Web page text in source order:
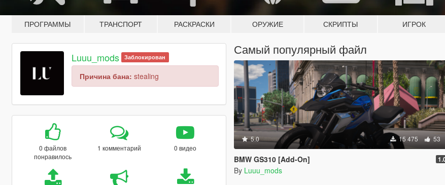
ПРОГРАММЫ ТРАНСПОРТ РАСКРАСКИ ОРУЖИЕ СКРИПТЫ ИГРОК
Luuu_mods Заблокирован
Причина бана: stealing
0 файлов
понравилось
1 комментарий 0 видео
Самый популярный файл
5.0 15 475 53
BMW GS310 [Add-On]
By Luuu_mods